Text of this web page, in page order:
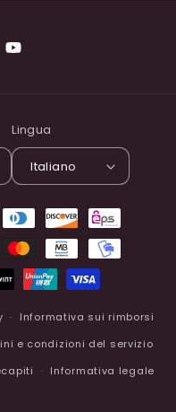
YouTube
Lingua
Italiano
Informativa sui rimborsi
e condizioni del servizio
Informativa legale